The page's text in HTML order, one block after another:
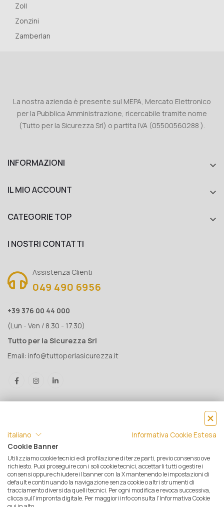
Zoll
Zonzini
Zamberlan
La nostra azienda è presente sul MEPA, Mercato Elettronico
per la Pubblica Amministrazione, ricercabile tramite nome
(Tutto per la Sicurezza Srl) o partita IVA (05500560288 ).
INFORMAZIONI 
IL MIO ACCOUNT 
CATEGORIE TOP 
I NOSTRI CONTATTI
Assistenza Clienti
049 490 6956
+39 376 00 44 000
(Lun - Ven / 8.30 - 17.30)
Tutto per la Sicurezza Srl
Email: info@tuttoperlasicurezza.it
® Tutto per la Sicurezza Srl IT05500560288 | Rea 471793 - C.S. €
10.000 i.v. | © 2025 Tutti i diritti riservati. Tutto per la sicurezza è un
marchio registrato
Privacy e Cookie Policy|Mappa del sito|Termini e condizioni di
italiano
Informativa Cookie Estesa
Cookie Banner
Utilizziamo cookie tecnici e di profilazione di terze parti, previo consenso ove
richiesto. Puoi proseguire con i soli cookie tecnici, accettarli tutti o gestire i
consensi oppure chiudere il banner con la X mantenendo le impostazioni di
default e continuando la navigazione senza cookie o altri strumenti di
tracciamento diversi da quelli tecnici. Per ogni modifica e revoca successiva,
clicca sull'impronta digitale. Per maggiori info consulta l'Informativa Cookie